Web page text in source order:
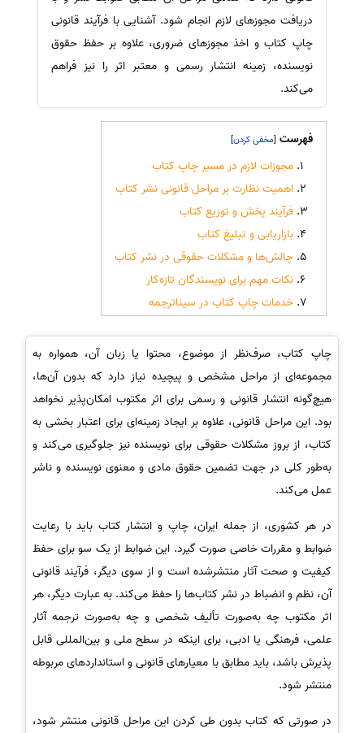
دریافت مجوزهای لازم انجام شود. آشنایی با فرآیند قانونی
چاپ کتاب و اخذ مجوزهای ضروری، علاوه بر حفظ حقوق
نویسنده، زمینه انتشار رسمی و معتبر اثر را نیز فراهم
می‌کند.
فهرست [
]
مجوزات لازم در مسیر چاپ کتاب
اهمیت نظارت بر مراحل قانونی نشر کتاب
فرآیند پخش و توزیع کتاب
بازاریابی و تبلیغ کتاب
چالش‌ها و مشکلات حقوقی در نشر کتاب
نکات مهم برای نویسندگان تازه‌کار
خدمات چاپ کتاب در سیناترجمه
چاپ کتاب، صرف‌نظر از موضوع، محتوا یا زبان آن، همواره به
مجموعه‌ای از مراحل مشخص و پیچیده نیاز دارد که بدون آن‌ها،
هیچ‌گونه انتشار قانونی و رسمی برای اثر مکتوب امکان‌پذیر نخواهد
بود. این مراحل قانونی، علاوه بر ایجاد زمینه‌ای برای اعتبار بخشی به
کتاب، از بروز مشکلات حقوقی برای نویسنده نیز جلوگیری می‌کند و
به‌طور کلی در جهت تضمین حقوق مادی و معنوی نویسنده و ناشر
عمل می‌کند.
در هر کشوری، از جمله ایران، چاپ و انتشار کتاب باید با رعایت
ضوابط و مقررات خاصی صورت گیرد. این ضوابط از یک سو برای حفظ
کیفیت و صحت آثار منتشرشده است و از سوی دیگر، فرآیند قانونی
آن، نظم و انضباط در نشر کتاب‌ها را حفظ می‌کند. به عبارت دیگر، هر
اثر مکتوب چه به‌صورت تألیف شخصی و چه به‌صورت ترجمه آثار
علمی، فرهنگی یا ادبی، برای اینکه در سطح ملی و بین‌المللی قابل
پذیرش باشد، باید مطابق با معیارهای قانونی و استانداردهای مربوطه
منتشر شود.
در صورتی که کتاب بدون طی کردن این مراحل قانونی منتشر شود،